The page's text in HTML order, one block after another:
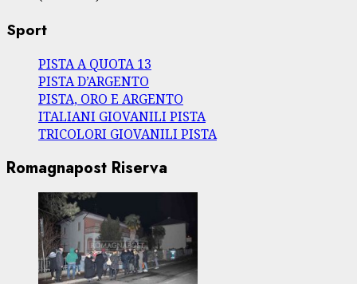
Sport
PISTA A QUOTA 13
PISTA D’ARGENTO
PISTA, ORO E ARGENTO
ITALIANI GIOVANILI PISTA
TRICOLORI GIOVANILI PISTA
Romagnapost Riserva